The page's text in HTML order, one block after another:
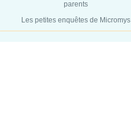
parents
Les petites enquêtes de Micromys